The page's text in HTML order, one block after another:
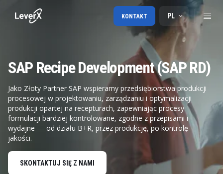
PL
KONTAKT
SAP Recipe Development (SAP RD)
Jako Złoty Partner SAP wspieramy przedsiębiorstwa produkcji
procesowej w projektowaniu, zarządzaniu i optymalizacji
produkcji opartej na recepturach, zapewniając procesy
formulacji bardziej kontrolowane, zgodne z przepisami i
wydajne — od działu B+R, przez produkcję, po kontrolę
jakości.
SKONTAKTUJ SIĘ Z NAMI